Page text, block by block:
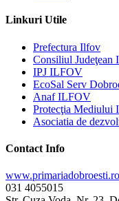
Linkuri Utile
Prefectura Ilfov
Consiliul Judeţean
IPJ ILFOV
EcoSal Serv
Anaf ILFOV
Protecţia Mediului
Asociatia de
Contact Info
www.primariadobroesti.ro
031 4055015